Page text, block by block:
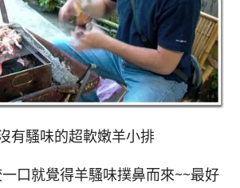
有騷味的超軟嫩羊小排
口就覺得羊騷味撲鼻而來~~最好